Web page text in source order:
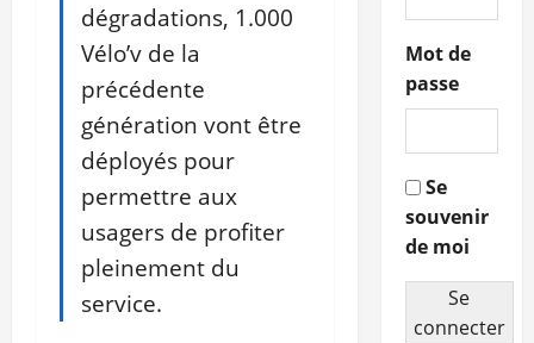
dégradations, 1.000
Vélo’v de la
précédente
génération vont être
déployés pour
permettre aux
usagers de profiter
pleinement du
service.
Mot de
passe
Se
souvenir
de moi
Se
connecter